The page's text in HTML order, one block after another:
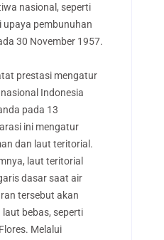
nasional, seperti
upaya pembunuhan
30 November 1957.
prestasi mengatur
Indonesia
pada 13
ini mengatur
dan laut teritorial.
laut teritorial
dasar saat air
tersebut akan
bebas, seperti
Melalui